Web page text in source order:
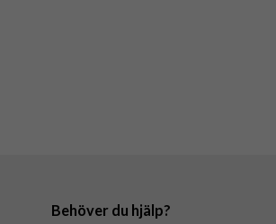
Behöver du hjälp?